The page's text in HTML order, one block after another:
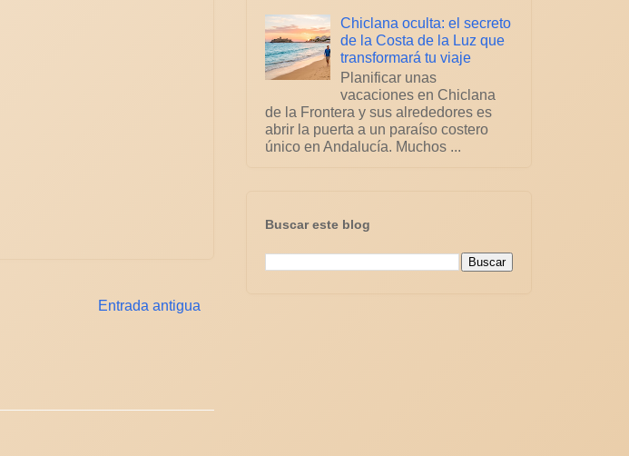
Entrada antigua
Chiclana oculta: el secreto
de la Costa de la Luz que
transformará tu viaje
Planificar unas
vacaciones en Chiclana
de la Frontera y sus alrededores es
abrir la puerta a un paraíso costero
único en Andalucía. Muchos ...
Buscar este blog